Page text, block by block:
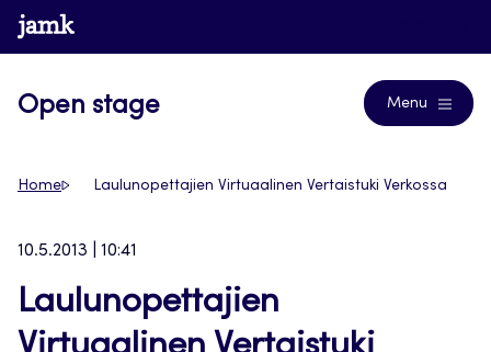
Siirry
suoraan
www.jamk.fi
Open stage Menu
Home Laulunopettajien Virtuaalinen Vertaistuki Verkossa
10.5.2013 | 10:41
Laulunopettajien